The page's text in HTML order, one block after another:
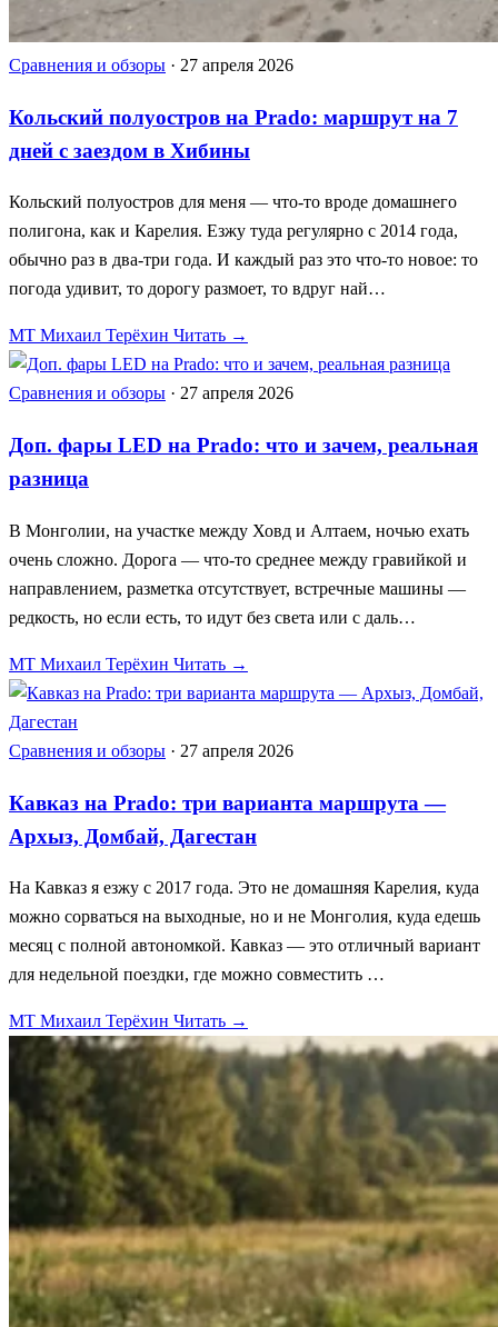
Сравнения и обзоры · 27 апреля 2026
Кольский полуостров на Prado: маршрут на 7
дней с заездом в Хибины
Кольский полуостров для меня — что-то вроде домашнего
полигона, как и Карелия. Езжу туда регулярно с 2014 года,
обычно раз в два-три года. И каждый раз это что-то новое: то
погода удивит, то дорогу размоет, то вдруг най…
МТ Михаил Терёхин Читать →
Сравнения и обзоры · 27 апреля 2026
Доп. фары LED на Prado: что и зачем, реальная
разница
В Монголии, на участке между Ховд и Алтаем, ночью ехать
очень сложно. Дорога — что-то среднее между гравийкой и
направлением, разметка отсутствует, встречные машины —
редкость, но если есть, то идут без света или с даль…
МТ Михаил Терёхин Читать →
Сравнения и обзоры · 27 апреля 2026
Кавказ на Prado: три варианта маршрута —
Архыз, Домбай, Дагестан
На Кавказ я езжу с 2017 года. Это не домашняя Карелия, куда
можно сорваться на выходные, но и не Монголия, куда едешь
месяц с полной автономкой. Кавказ — это отличный вариант
для недельной поездки, где можно совместить …
МТ Михаил Терёхин Читать →